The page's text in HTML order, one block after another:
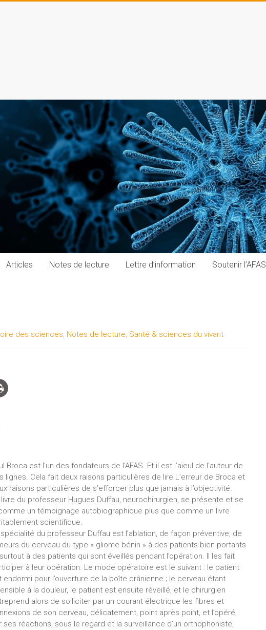
Articles Notes de lecture Lettre d’information Soutenir l’AFAS
des sciences, Notes de lecture, Santé & sciences du vivant
Broca est l’un des fondateurs de l’AFAS. Et il est l’aïeul de l’auteur de
lignes. Cela fait deux raisons particulières de lire L’erreur de Broca et
raisons particulières de s’efforcer plus que jamais à l’objectivité.
livre du professeur Hugues Duffau, neurochirurgien, se présente et se
un témoignage autobiographique plus que comme un livre
scientifique.
du professeur Duffau est l’ablation, de façon préventive, de
du cerveau du type « gliome bénin » à des patients bien-portants
à des patients qui sont éveillés pendant l’opération. Il les fait
à leur opération. Le mode opératoire est le suivant : le patient
endormi pour l’ouverture de la boîte crânienne ; le cerveau étant
à la douleur, le patient est ensuite réveillé, et le chirurgien
alors de solliciter par un courant électrique les fibres et
de son cerveau, délicatement, point après point, et l’opéré,
ses réactions, sous le regard et la surveillance d’un orthophoniste,